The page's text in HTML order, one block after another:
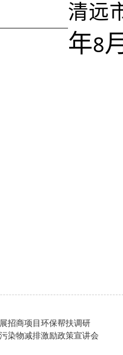
清远
年8
招商项目环保帮扶调研
染物减排激励政策宣讲会